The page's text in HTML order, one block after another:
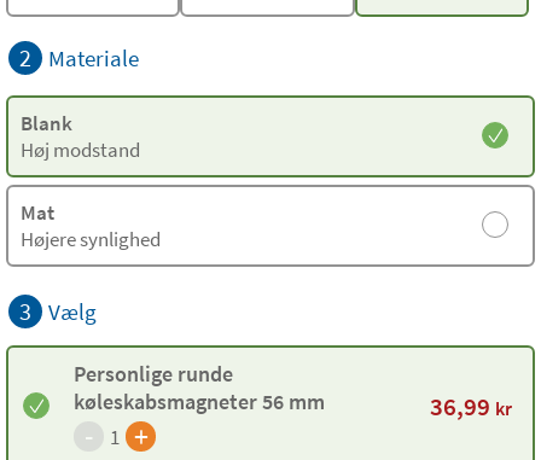
2 Materiale
Blank
Høj modstand
Mat
Højere synlighed
3 Vælg
Personlige runde
køleskabsmagneter 56 mm
- 1 +
36,99 kr